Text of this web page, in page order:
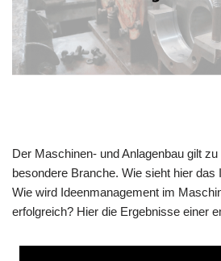
Der Maschi­nen- und Anla­gen­bau gilt
beson­de­re Bran­che. Wie sieht hier das
Wie wird Ideen­ma­nage­ment im
erfolg­reich? Hier die Ergeb­nis­se einer